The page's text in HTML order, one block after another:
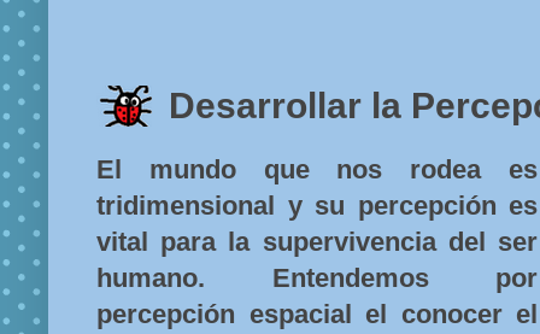
Desarrollar la
El mundo que nos rodea es
tridimensional y su percepción es
vital para la supervivencia del ser
humano. Entendemos por
percepción espacial el conocer el